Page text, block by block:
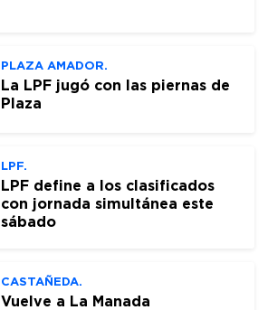
PLAZA AMADOR.
La LPF jugó con las piernas de
Plaza
LPF.
LPF define a los clasificados
con jornada simultánea este
sábado
CASTAÑEDA.
Vuelve a La Manada